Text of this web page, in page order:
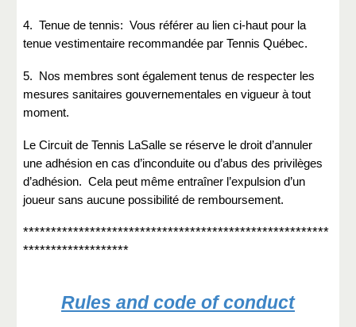
4. Tenue de tennis: Vous référer au lien ci-haut pour la
tenue vestimentaire recommandée par Tennis Québec.
5. Nos membres sont également tenus de respecter les
mesures sanitaires gouvernementales en vigueur à tout
moment.
Le Circuit de Tennis LaSalle se réserve le droit d’annuler
une adhésion en cas d’inconduite ou d’abus des privilèges
d’adhésion. Cela peut même entraîner l’expulsion d’un
joueur sans aucune possibilité de remboursement.
*******************************************************
*******************
Rules and code of conduct